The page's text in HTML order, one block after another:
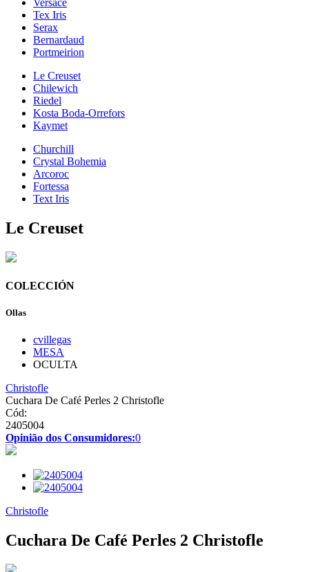
Tex Iris
Serax
Bernardaud
Portmeirion
Le Creuset
Chilewich
Riedel
Kosta Boda-Orrefors
Kaymet
Churchill
Crystal Bohemia
Arcoroc
Fortessa
Text Iris
Le Creuset
COLECCIÓN
Ollas
cvillegas
MESA
OCULTA
Christofle
Cuchara De Café Perles 2 Christofle
Cód:
2405004
Opinião dos Consumidores:0
Christofle
Cuchara De Café Perles 2 Christofle